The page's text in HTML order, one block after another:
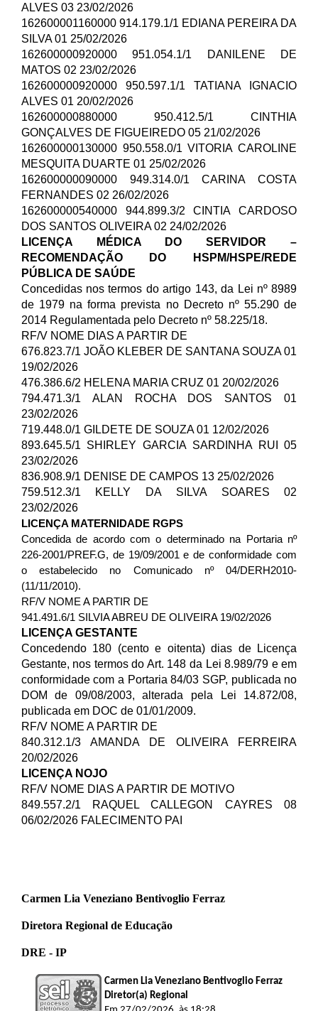
ALVES 03 23/02/2026
162600001160000 914.179.1/1 EDIANA PEREIRA DA
SILVA 01 25/02/2026
162600000920000 951.054.1/1 DANILENE DE
MATOS 02 23/02/2026
162600000920000 950.597.1/1 TATIANA IGNACIO
ALVES 01 20/02/2026
162600000880000 950.412.5/1 CINTHIA
GONÇALVES DE FIGUEIREDO 05 21/02/2026
162600000130000 950.558.0/1 VITORIA CAROLINE
MESQUITA DUARTE 01 25/02/2026
162600000090000 949.314.0/1 CARINA COSTA
FERNANDES 02 26/02/2026
162600000540000 944.899.3/2 CINTIA CARDOSO
DOS SANTOS OLIVEIRA 02 24/02/2026
LICENÇA MÉDICA DO SERVIDOR –
RECOMENDAÇÃO DO HSPM/HSPE/REDE
PÚBLICA DE SAÚDE
Concedidas nos termos do artigo 143, da Lei nº 8989
de 1979 na forma prevista no Decreto nº 55.290 de
2014 Regulamentada pelo Decreto nº 58.225/18.
RF/V NOME DIAS A PARTIR DE
676.823.7/1 JOÃO KLEBER DE SANTANA SOUZA 01
19/02/2026
476.386.6/2 HELENA MARIA CRUZ 01 20/02/2026
794.471.3/1 ALAN ROCHA DOS SANTOS 01
23/02/2026
719.448.0/1 GILDETE DE SOUZA 01 12/02/2026
893.645.5/1 SHIRLEY GARCIA SARDINHA RUI 05
23/02/2026
836.908.9/1 DENISE DE CAMPOS 13 25/02/2026
759.512.3/1 KELLY DA SILVA SOARES 02
23/02/2026
LICENÇA MATERNIDADE RGPS
Concedida de acordo com o determinado na Portaria nº
226-2001/PREF.G, de 19/09/2001 e de conformidade com
o estabelecido no Comunicado nº 04/DERH2010-
(11/11/2010).
RF/V NOME A PARTIR DE
941.491.6/1 SILVIA ABREU DE OLIVEIRA 19/02/2026
LICENÇA GESTANTE
Concedendo 180 (cento e oitenta) dias de Licença
Gestante, nos termos do Art. 148 da Lei 8.989/79 e em
conformidade com a Portaria 84/03 SGP, publicada no
DOM de 09/08/2003, alterada pela Lei 14.872/08,
publicada em DOC de 01/01/2009.
RF/V NOME A PARTIR DE
840.312.1/3 AMANDA DE OLIVEIRA FERREIRA
20/02/2026
LICENÇA NOJO
RF/V NOME DIAS A PARTIR DE MOTIVO
849.557.2/1 RAQUEL CALLEGON CAYRES 08
06/02/2026 FALECIMENTO PAI
Carmen Lia Veneziano Bentivoglio Ferraz
Diretora Regional de Educação
DRE - IP
Carmen Lia Veneziano Bentivoglio Ferraz
Diretor(a) Regional